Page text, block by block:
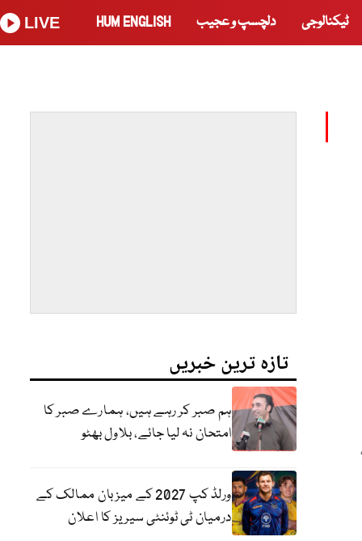
ٹیکنالوجی دلچسپ و عجیب HUM ENGLISH
LIVE
تازہ ترین خبریں
ہم صبر کر رہے ہیں، ہمارے صبر کا
امتحان نہ لیا جائے، بلاول بھٹو
ورلڈ کپ 2027 کے میزبان ممالک کے
درمیان ٹی ٹوئنٹی سیریز کا اعلان